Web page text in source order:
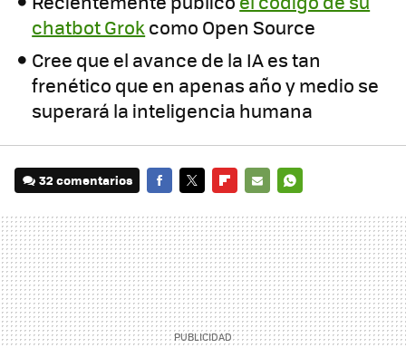
chatbot Grokcomo Open Source
Cree que el avance de la IA es tan
frenético que en apenas año y medio se
superará la inteligencia humana
32 comentarios
MAIL